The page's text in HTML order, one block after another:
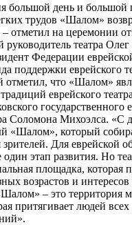
большой день и большой
трудов «Шалом»
отметил на церемонии
руководитель театра
Федерации
поддержки еврейского
отметил, что «Шалом»
еврейского
государственного
Соломона Михоэлса. «С
«Шалом», который
зрителей. Для еврейской
один этап развития. Но
площадка, которая
возрастов и
– это территория
притягивает людей